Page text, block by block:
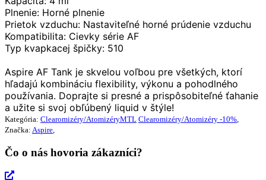
Plnenie: Horné plnenie
Prietok vzduchu: Nastaviteľné horné prúdenie vzduchu
Kompatibilita: Cievky série AF
Typ kvapkacej špičky: 510
Aspire AF Tank je skvelou voľbou pre všetkých, ktorí
hľadajú kombináciu flexibility, výkonu a pohodlného
používania. Doprajte si presné a prispôsobiteľné ťahanie
a užite si svoj obľúbený liquid v štýle!
Kategória: Clearomizéry/AtomizéryMTL Clearomizéry/Atomizéry -10%,
Značka: Aspire,
Čo o nás hovoria zákazníci?